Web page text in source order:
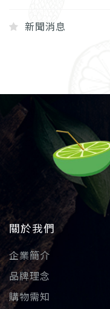
新聞消息
關於我們
企業簡介
品牌理念
購物需知